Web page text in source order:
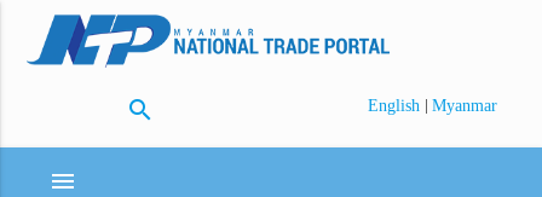
search English | Myanmar
menu